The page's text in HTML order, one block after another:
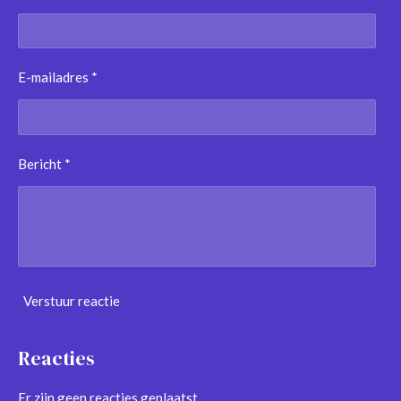
E-mailadres *
Bericht *
Verstuur reactie
Reacties
Er zijn geen reacties geplaatst.